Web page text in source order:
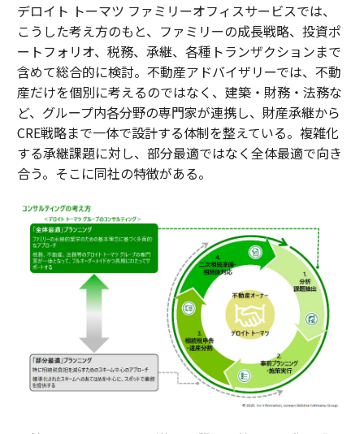
デロイト トーマツ ファミリーオフィスサービスでは、
こうした考え方のもと、ファミリーの成長戦略、投資ポ
ートフォリオ、税務、承継、各種トランザクションまで
含めて総合的に検討。不動産アドバイザリーでは、不動
産だけを個別に考えるのではなく、建築・財務・法務な
ど、グループ内各分野の専門家が連携し、財産承継から
CRE戦略まで一体で設計する体制を整えている。複雑化
する承継課題に対し、部分最適ではなく全体最適で向き
合う。そこに同社の特徴がある。